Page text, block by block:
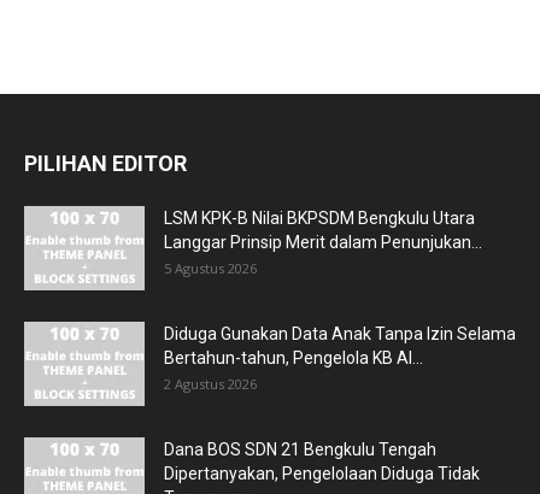
PILIHAN EDITOR
LSM KPK-B Nilai BKPSDM Bengkulu Utara
Langgar Prinsip Merit dalam Penunjukan...
5 Agustus 2026
Diduga Gunakan Data Anak Tanpa Izin Selama
Bertahun-tahun, Pengelola KB Al...
2 Agustus 2026
Dana BOS SDN 21 Bengkulu Tengah
Dipertanyakan, Pengelolaan Diduga Tidak